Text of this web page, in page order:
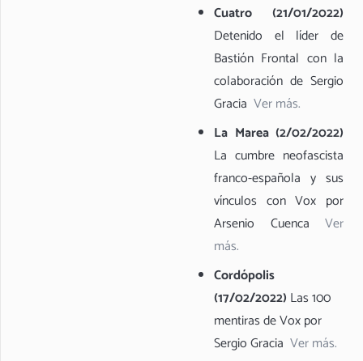
Cuatro (21/01/2022)
Detenido el líder de
Bastión Frontal con la
colaboración de Sergio
Gracia Ver más.
La Marea (2/02/2022)
La cumbre neofascista
franco-española y sus
vínculos con Vox por
Arsenio Cuenca Ver
más.
Cordópolis
(17/02/2022) Las 100
mentiras de Vox por
Sergio Gracia Ver más.